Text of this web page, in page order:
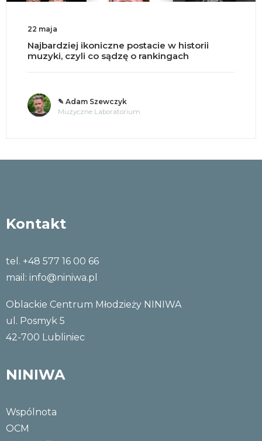
22 maja
Najbardziej ikoniczne postacie w historii
muzyki, czyli co sądzę o rankingach
✎ Adam Szewczyk
Muzyczne Laboratorium
Kontakt
tel. +48 577 16 00 66
mail: info@niniwa.pl
Oblackie Centrum Młodzieży NINIWA
ul. Posmyk 5
42-700 Lubliniec
NINIWA
Wspólnota
OCM